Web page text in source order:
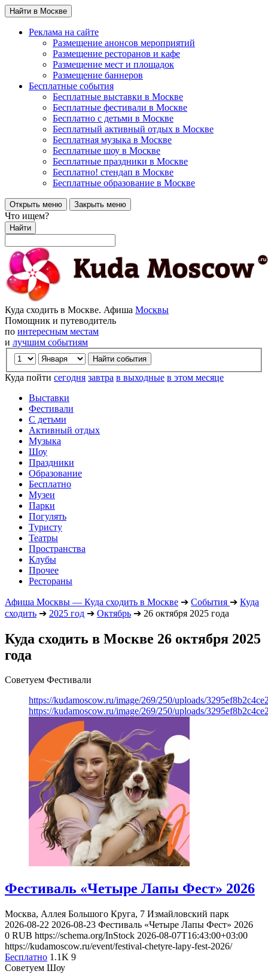
Найти в Москве
Реклама на сайте
Размещение анонсов мероприятий
Размещение ресторанов и кафе
Размещение мест и площадок
Размещение баннеров
Бесплатные события
Бесплатные выставки в Москве
Бесплатные фестивали в Москве
Бесплатно с детьми в Москве
Бесплатный активный отдых в Москве
Бесплатная музыка в Москве
Бесплатные шоу в Москве
Бесплатные праздники в Москве
Бесплатно! стендап в Москве
Бесплатные образование в Москве
Открыть меню Закрыть меню
Что ищем?
Найти
Куда сходить в Москве. Афиша Москвы
Помощник и путеводитель
по интересным местам
и лучшим событиям
Куда пойти сегодня завтра в выходные в этом месяце
Выставки
Фестивали
С детьми
Активный отдых
Музыка
Шоу
Праздники
Образование
Бесплатно
Музеи
Парки
Погулять
Туристу
Театры
Пространства
Клубы
Прочее
Рестораны
Афиша Москвы — Куда сходить в Москве ➔ События ➔ Куда
сходить ➔ 2025 год ➔ Октябрь ➔ 26 октября 2025 года
Куда сходить в Москве 26 октября 2025
года
Советуем Фестивали
https://kudamoscow.ru/image/269/250/uploads/
https://kudamoscow.ru/image/269/250/uploads/
Фестиваль «Четыре Лапы Фест» 2026
Москва, Аллея Большого Круга, 7 Измайловский парк
2026-08-22 2026-08-23 Фестиваль «Четыре Лапы Фест» 2026
0 RUB https://schema.org/InStock 2026-08-07T16:43:00+03:00
https://kudamoscow.ru/event/festival-chetyre-lapy-fest-2026/
Бесплатно 1.1K 9
Советуем Шоу